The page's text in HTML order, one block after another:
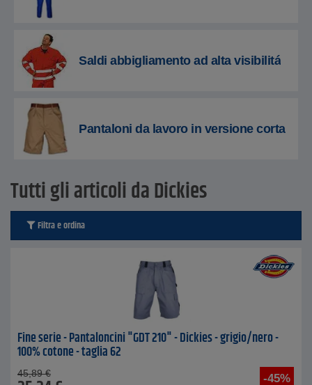
Saldi abbigliamento ad alta visibilitá
Pantaloni da lavoro in versione corta
Tutti gli articoli da Dickies
Filtra e ordina
Fine serie - Pantaloncini "GDT 210" - Dickies - grigio/nero -
100% cotone - taglia 62
-45%
45,89 €